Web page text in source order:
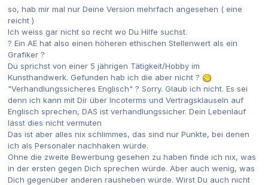
so, hab mir mal nur Deine Version mehrfach angesehen ( eine
reicht )
Ich weiss gar nicht so recht wo Du Hilfe suchst.
? Ein AE hat also einen höheren ethischen Stellenwert als ein
Grafiker ?
Du sprichst von einer 5 jährigen Tätigkeit/Hobby im
Kunsthandwerk. Gefunden hab ich die aber nicht ?
"Verhandlungssicheres Englisch" ? Sorry. Glaub ich nicht. Es sei
denn ich kann mit Dir über Incoterms und Vertragsklauseln auf
Englisch sprechen, DAS ist verhandlungssicher. Dein Lebenlauf
lässt dies nicht vermuten
Das ist aber alles nix schlimmes, das sind nur Punkte, bei denen
ich als Personaler nachhaken würde.
Ohne die zweite Bewerbung gesehen zu haben finde ich nix, was
in der ersten gegen Dich sprechen würde. Aber auch wenig, was
Dich gegenüber anderen rausheben würde. Wirst Du auch nicht